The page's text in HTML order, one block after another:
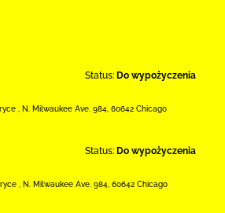
Status: Do wypożyczenia
N. Milwaukee Ave. 984 60642 Chicago
Status: Do wypożyczenia
N. Milwaukee Ave. 984 60642 Chicago